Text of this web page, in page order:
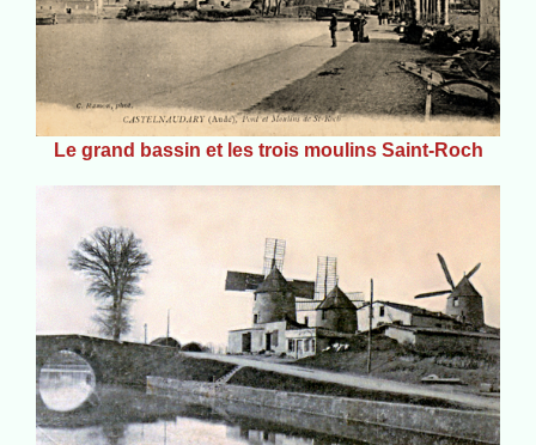
Le grand bassin et les trois moulins Saint-Roch